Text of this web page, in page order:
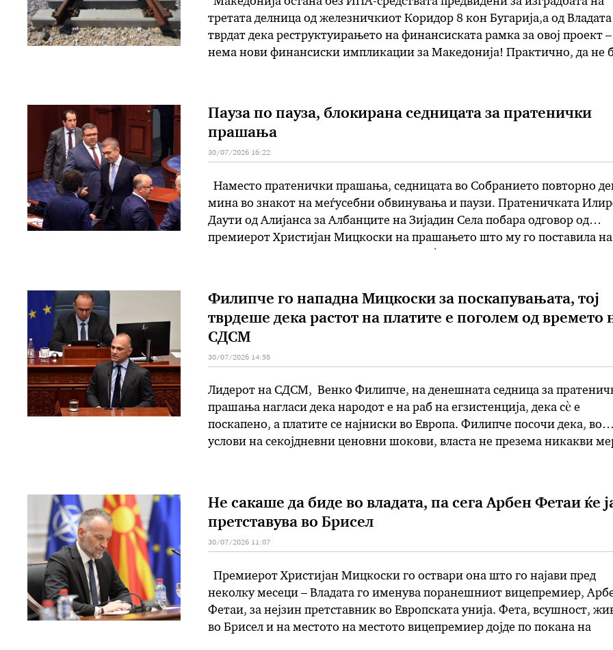
третата делница од железничкиот Коридор 8 кон Бугарија,а од Владата
тврдат дека реструктуирањето на финансиската рамка за овој проект –
нема нови финансиски импликации за Македонија! Практично, да не
Пауза по пауза, блокирана седницата за пратенички
прашања
30/07/2026 16:22
Наместо пратенички прашања, седницата во Собранието повторно
мина во знакот на меѓусебни обвинувања и паузи. Пратеничката
Даути од Алијанса за Албанците на Зијадин Села побара одговор од
премиерот Христијан Мицкоски на прашањето што му го поставила на
Филипче го нападна Мицкоски за поскапувањата, тој
тврдеше дека растот на платите е поголем од времето
СДСМ
30/07/2026 14:58
Лидерот на СДСМ, Венко Филипче, на денешната седница за
прашања нагласи дека народот е на раб на егзистенција, дека сè е
поскапено, а платите се најниски во Европа. Филипче посочи дека, во
услови на секојдневни ценовни шокови, власта не презема никакви
Не сакаше да биде во владата, па сега Арбен Фетаи ќе
претставува во Брисел
30/07/2026 11:07
Премиерот Христијан Мицкоски го оствари она што го најави пред
неколку месеци – Владата го именува поранешниот вицепремиер,
Фетаи, за нејзин претставник во Европската унија. Фета, всушност,
во Брисел и на местото на местото вицепремиер дојде по покана на